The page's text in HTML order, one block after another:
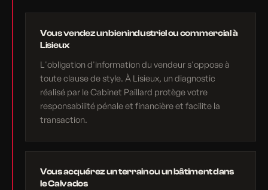
Vous vendez un bien industriel ou commercial à
Lisieux
L'obligation d'information du vendeur s'oppose à
toute clause de style. À Lisieux, un diagnostic
réalisé par le Cabinet Paillard protège votre
responsabilité pénale et financière et facilite la
transaction.
Vous acquérez un terrain ou un bâtiment dans
le Calvados